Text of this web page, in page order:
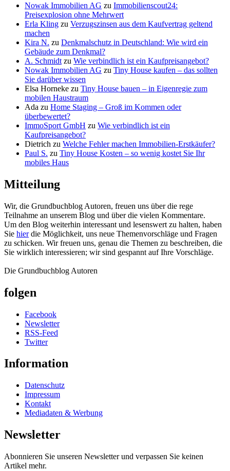
Nowak Immobilien AG zu Immobilienscout24:
Preisexplosion ohne Mehrwert
Erla Kling zu Verzugszinsen aus dem Kaufvertrag geltend
machen
Kira N. zu Denkmalschutz in Deutschland: Wie wird ein
Gebäude zum Denkmal?
A. Schmidt zu Wie verbindlich ist ein Kaufpreisangebot?
Nowak Immobilien AG zu Tiny House kaufen – das sollten
Sie darüber wissen
Elsa Horneke zu Tiny House bauen – in Eigenregie zum
mobilen Haustraum
Ada zu Home Staging – Groß im Kommen oder
überbewertet?
ImmoSport GmbH zu Wie verbindlich ist ein
Kaufpreisangebot?
Dietrich zu Welche Fehler machen Immobilien-Erstkäufer?
Paul S. zu Tiny House Kosten – so wenig kostet Sie Ihr
mobiles Haus
Mitteilung
Wir, die Grundbuchblog Autoren, freuen uns über die rege
Teilnahme an unserem Blog und über die vielen Kommentare.
Um den Blog weiterhin interessant und lesenswert zu halten, haben
Sie hierdie Möglichkeit, uns neue Themenvorschläge und Fragen
zu schicken. Wir freuen uns, genau die Themen zu beschreiben, die
Sie wirklich interessieren; wir sind gespannt auf Ihre Vorschläge.
Die Grundbuchblog Autoren
folgen
Facebook
Newsletter
RSS-Feed
Twitter
Information
Datenschutz
Impressum
Kontakt
Mediadaten & Werbung
Newsletter
Abonnieren Sie unseren Newsletter und verpassen Sie keinen
Artikel mehr.